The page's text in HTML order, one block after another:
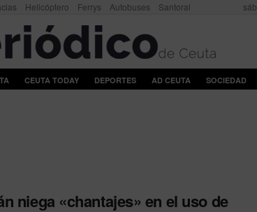
Helicóptero Ferrys Autobuses Santoral
CEUTA TODAY DEPORTES AD CEUTA SOCIEDAD
niega «chantajes» en el uso de